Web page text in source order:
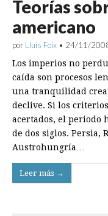
Teorías
americano
por Lluís Foix • 24/11/
Los imperios no
caída son procesos
una tranquilidad
declive. Si los
acertados, el periodo
de dos siglos. Persia,
Austrohungría…
Leer más →